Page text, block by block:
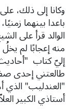
وكانا إلى ذلك،
باعدا بينهما
الوالد قرأ على
منه إعجابًا لم
إليّ كتاب
طالعتني إحدى
"العندليب" الذي
أستاذي الكبير